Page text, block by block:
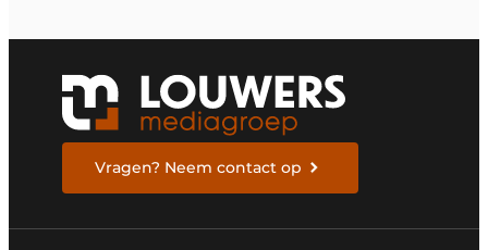
Vragen? Neem contact op